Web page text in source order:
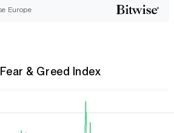
Europe
& Greed Index